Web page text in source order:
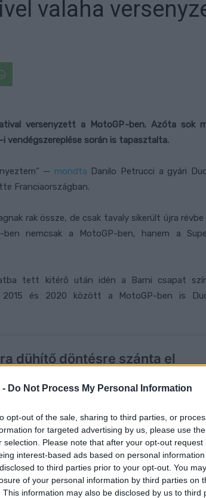
- Do Not Process My Personal Information
opt-out of the sale, sharing to third parties, or
for targeted advertising by us, please use
selection. Please note that after your opt-out
interest-based ads based on personal
to third parties prior to your opt-out. You
of your personal information by third parties on
This information may also be disclosed by us to third
valaha
versenyzett a MotoGP-ben. Azóta sok
során is tapasztalta.
─ mondta Danilo Petrucci a gyári
Franciaországban.
rak össze, de csak tavaly sikerült újra révbe
nemcsak a MotoGP-ben, hanem a
tett kitérő után idén a Barni csapat
2015 és 2020 között a MotoGP-ben is